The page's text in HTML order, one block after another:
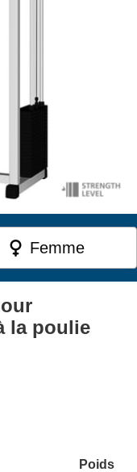
Femme
la poulie
Poids